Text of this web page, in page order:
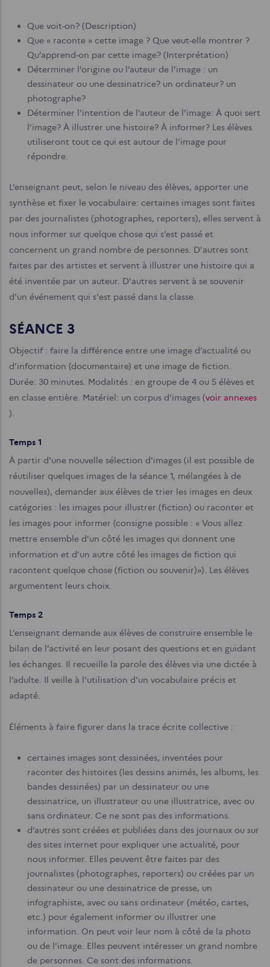
Que voit-on? (Description)
Que « raconte » cette image ? Que veut-elle montrer ?
Qu’apprend-on par cette image? (Interprétation)
Déterminer l’origine ou l’auteur de l’image : un
dessinateur ou une dessinatrice? un ordinateur? un
photographe?
Déterminer l’intention de l’auteur de l’image: À quoi sert
l’image? À illustrer une histoire? À informer? Les élèves
utiliseront tout ce qui est autour de l’image pour
répondre.
L’enseignant peut, selon le niveau des élèves, apporter une
synthèse et fixer le vocabulaire: certaines images sont faites
par des journalistes (photographes, reporters), elles servent à
nous informer sur quelque chose qui s’est passé et
concernent un grand nombre de personnes. D'autres sont
faites par des artistes et servent à illustrer une histoire qui a
été inventée par un auteur. D'autres servent à se souvenir
d'un événement qui s'est passé dans la classe.
SÉANCE 3
Objectif : faire la différence entre une image d’actualité ou
d’information (documentaire) et une image de fiction.
Durée: 30 minutes. Modalités : en groupe de 4 ou 5 élèves et
en classe entière. Matériel: un corpus d’images (voir annexes
).
Temps 1
À partir d'une nouvelle sélection d'images (il est possible de
réutiliser quelques images de la séance 1, mélangées à de
nouvelles), demander aux élèves de trier les images en deux
catégories : les images pour illustrer (fiction) ou raconter et
les images pour informer (consigne possible : « Vous allez
mettre ensemble d’un côté les images qui donnent une
information et d’un autre côté les images de fiction qui
racontent quelque chose (fiction ou souvenir)»). Les élèves
argumentent leurs choix.
Temps 2
L’enseignant demande aux élèves de construire ensemble le
bilan de l’activité en leur posant des questions et en guidant
les échanges. Il recueille la parole des élèves via une dictée à
l’adulte. Il veille à l'utilisation d'un vocabulaire précis et
adapté.
Éléments à faire figurer dans la trace écrite collective :
certaines images sont dessinées, inventées pour
raconter des histoires (les dessins animés, les albums, les
bandes dessinées) par un dessinateur ou une
dessinatrice, un illustrateur ou une illustratrice, avec ou
sans ordinateur. Ce ne sont pas des informations.
d’autres sont créées et publiées dans des journaux ou sur
des sites internet pour expliquer une actualité, pour
nous informer. Elles peuvent être faites par des
journalistes (photographes, reporters) ou créées par un
dessinateur ou une dessinatrice de presse, un
infographiste, avec ou sans ordinateur (météo, cartes,
etc.) pour également informer ou illustrer une
information. On peut voir leur nom à côté de la photo
ou de l’image. Elles peuvent intéresser un grand nombre
de personnes. Ce sont des informations.